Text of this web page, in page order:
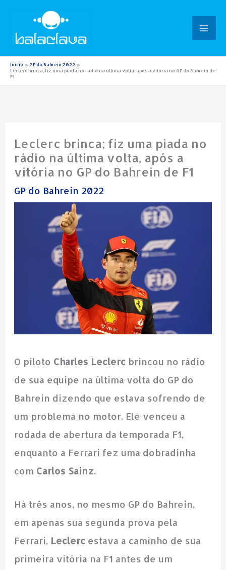
conteúdo
Início
GP do Bahrein 2022
Leclerc brinca; fiz uma piada no rádio na última volta, após a vitória no GP do Bahrein de
F1
Leclerc brinca; fiz uma piada no
rádio na última volta, após a
vitória no GP do Bahrein de F1
GP do Bahrein 2022
O piloto Charles Leclerc brincou no rádio
de sua equipe na última volta do GP do
Bahrein dizendo que estava sofrendo de
um problema no motor. Ele venceu a
rodada de abertura da temporada F1,
enquanto a Ferrari fez uma dobradinha
com Carlos Sainz.
Há três anos, no mesmo GP do Bahrein,
em apenas sua segunda prova pela
Ferrari, Leclerc estava a caminho de sua
primeira vitória na F1 antes de um